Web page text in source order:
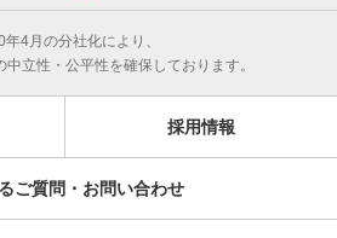
年4月の分社化により、
立性・公平性を確保しております。
採用情報
ご質問・お問い合わせ